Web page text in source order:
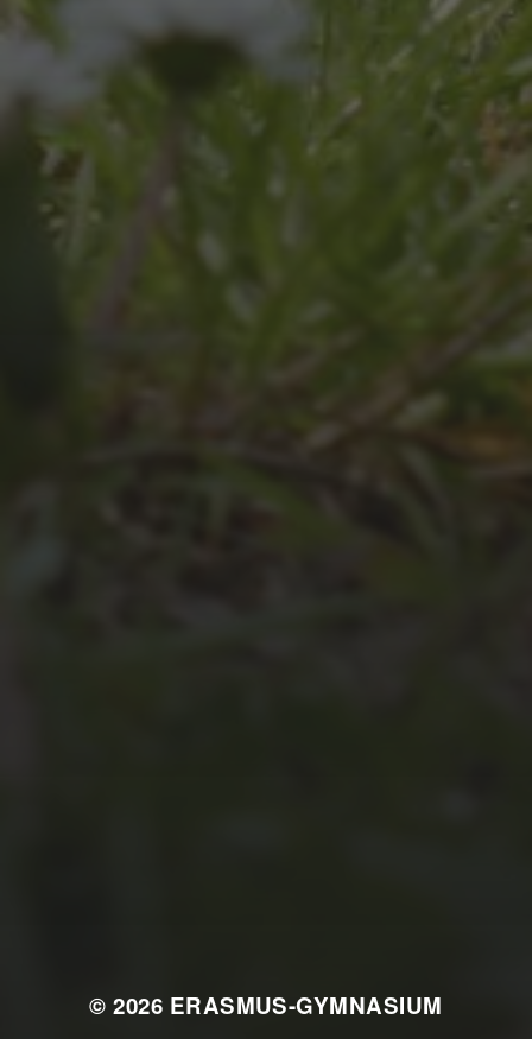
UNSER JAHRBUCH 2025/2026
© 2026 ERASMUS-GYMNASIUM